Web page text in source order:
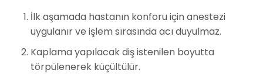
İlk aşamada hastanın konforu için anestezi
uygulanır ve işlem sırasında acı duyulmaz.
Kaplama yapılacak diş istenilen boyutta
törpülenerek küçültülür.